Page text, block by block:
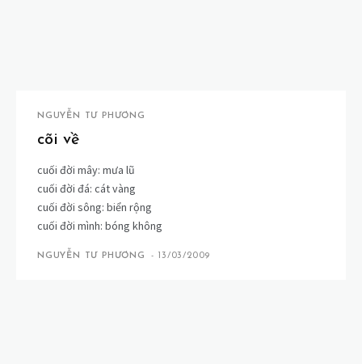
NGUYỄN TƯ PHƯƠNG
cõi về
cuối đời mây: mưa lũ
cuối đời đá: cát vàng
cuối đời sông: biển rộng
cuối đời mình: bóng không
NGUYỄN TƯ PHƯƠNG - 13/03/2009